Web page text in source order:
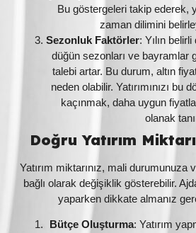
Bu göstergeleri takip ederek,
zaman dilimini
Sezonluk Faktörler: Yılın
düğün sezonları ve bayramlar
talebi artar. Bu durum, altın
neden olabilir. Yatırımınızı bu
kaçınmak, daha uygun
olanak
Doğru Yatırım
Yatırım miktarınız, mali durumunuza
bağlı olarak değişiklik gösterebilir.
yaparken dikkate almanız
Bütçe Oluşturma: Yatırım